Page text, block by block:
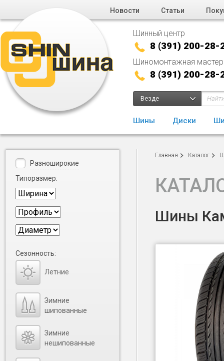
Новости Статьи
Шинный центр
8 (391) 200-28-
Шиномонтажная
8 (391) 200-28-
Везде
Шины Диски
Главная Каталог
Шины
Разноширокие
Типоразмер:
Сезонность:
Летние
Зимние
шипованные
Зимние
нешипованные